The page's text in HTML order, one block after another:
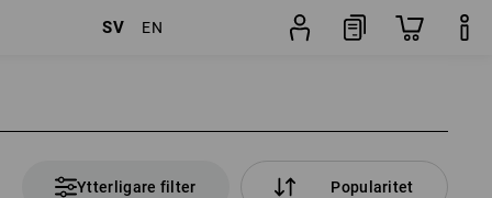
SV EN
Ytterligare filter Popularitet